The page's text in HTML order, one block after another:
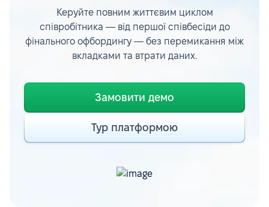
Керуйте повним життєвим циклом
співробітника — від першої співбесіди до
фінального офбордингу — без перемикання між
вкладками та втрати даних.
Замовити демо
Тур платформою